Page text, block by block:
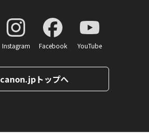
Instagram Facebook YouTube
canon.jpトップへ